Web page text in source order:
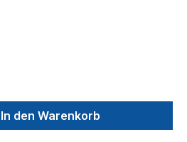
In den Warenkorb